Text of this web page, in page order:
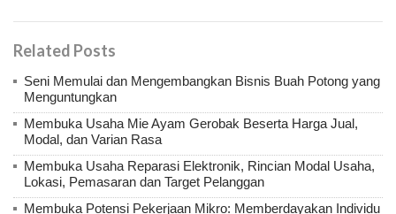
Related Posts
Seni Memulai dan Mengembangkan Bisnis Buah Potong yang
Menguntungkan
Membuka Usaha Mie Ayam Gerobak Beserta Harga Jual,
Modal, dan Varian Rasa
Membuka Usaha Reparasi Elektronik, Rincian Modal Usaha,
Lokasi, Pemasaran dan Target Pelanggan
Membuka Potensi Pekerjaan Mikro: Memberdayakan Individu